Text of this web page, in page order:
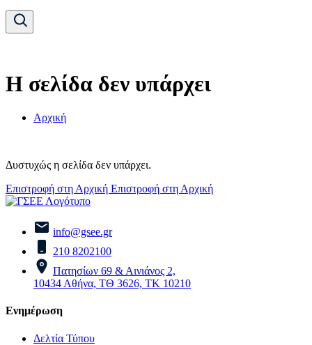
Η σελίδα δεν υπάρχει
Αρχική
Δυστυχώς η σελίδα δεν υπάρχει.
Επιστροφή στη Αρχική Επιστροφή στη Αρχική
info@gsee.gr
210 8202100
Πατησίων 69 & Αινιάνος 2,
10434 Αθήνα, ΤΘ 3626, ΤΚ 10210
Ενημέρωση
Δελτία Τύπου